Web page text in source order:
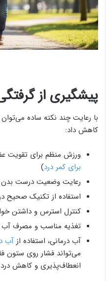
پیشگیری از
با رعایت چند نکته ساده
کاهش داد:
ورزش منظم برای تقویت
برای کمر درد)
رعایت وضعیت درست بدن
استفاده از تکنیک صحیح
کنترل استرس و داشتن
تغذیه مناسب و مصرف آب
آب درمانی، استفاده از آب‌
می‌تواند فشار روی ستون
انعطاف‌پذیری و کاهش